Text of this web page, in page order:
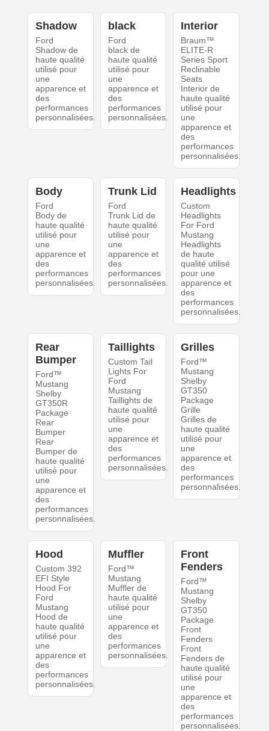
Shadow
Ford
Shadow de
haute qualité
utilisé pour
une
apparence et
des
performances
personnalisées.
black
Ford
black de
haute qualité
utilisé pour
une
apparence et
des
performances
personnalisées.
Interior
Braum™
ELITE-R
Series Sport
Reclinable
Seats
Interior de
haute qualité
utilisé pour
une
apparence et
des
performances
personnalisées.
Body
Ford
Body de
haute qualité
utilisé pour
une
apparence et
des
performances
personnalisées.
Trunk Lid
Ford
Trunk Lid de
haute qualité
utilisé pour
une
apparence et
des
performances
personnalisées.
Headlights
Custom
Headlights
For Ford
Mustang
Headlights
de haute
qualité utilisé
pour une
apparence et
des
performances
personnalisées.
Rear
Bumper
Ford™
Mustang
Shelby
GT350R
Package
Rear
Bumper
Rear
Bumper de
haute qualité
utilisé pour
une
apparence et
des
performances
personnalisées.
Taillights
Custom Tail
Lights For
Ford
Mustang
Taillights de
haute qualité
utilisé pour
une
apparence et
des
performances
personnalisées.
Grilles
Ford™
Mustang
Shelby
GT350
Package
Grille
Grilles de
haute qualité
utilisé pour
une
apparence et
des
performances
personnalisées.
Hood
Custom 392
EFI Style
Hood For
Ford
Mustang
Hood de
haute qualité
utilisé pour
une
apparence et
des
performances
personnalisées.
Muffler
Ford™
Mustang
Muffler de
haute qualité
utilisé pour
une
apparence et
des
performances
personnalisées.
Front
Fenders
Ford™
Mustang
Shelby
GT350
Package
Front
Fenders
Front
Fenders de
haute qualité
utilisé pour
une
apparence et
des
performances
personnalisées.